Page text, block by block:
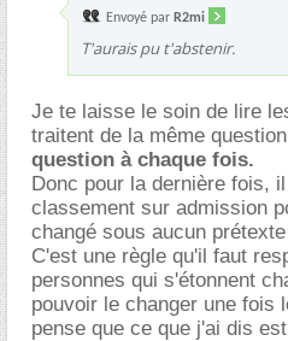
Envoyé par R2mi
T'aurais pu t'abstenir.
Je te laisse le soin de lire
traitent de la même
question à chaque fois.
Donc pour la dernière fois,
classement sur admission
changé sous aucun
C'est une règle qu'il faut
personnes qui s'étonnent
pouvoir le changer une fois
pense que ce que j'ai dis